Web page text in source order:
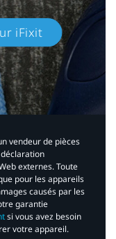
iFixit​
vendeur de pièces
externes. Toute
pour les appareils
causés par les
garantie
si vous avez besoin
votre appareil.​